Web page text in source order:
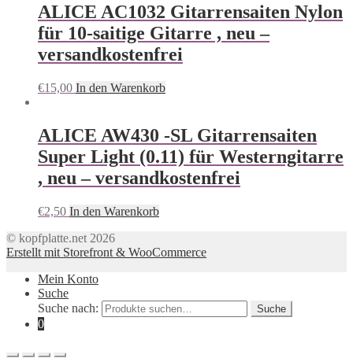
ALICE AC1032 Gitarrensaiten Nylon
für 10-saitige Gitarre , neu –
versandkostenfrei
€15,00 In den Warenkorb
ALICE AW430 -SL Gitarrensaiten
Super Light (0.11) für Westerngitarre
, neu – versandkostenfrei
€2,50 In den Warenkorb
© kopfplatte.net 2026
Erstellt mit Storefront & WooCommerce
Mein Konto
Suche
Suche nach:
Suche
0